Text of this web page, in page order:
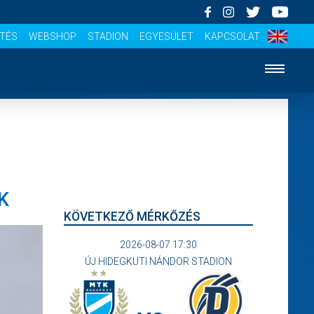
WEBSHOP STADION EGYESÜLET KAPCSOLAT
KÖVETKEZŐ MÉRKŐZÉS
2026-08-07 17:30
ÚJ HIDEGKUTI NÁNDOR STADION